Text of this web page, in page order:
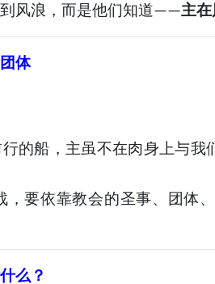
风浪，而是他们知道——主在
体
的船，主虽不在肉身上与我
要依靠教会的圣事、团体
么？